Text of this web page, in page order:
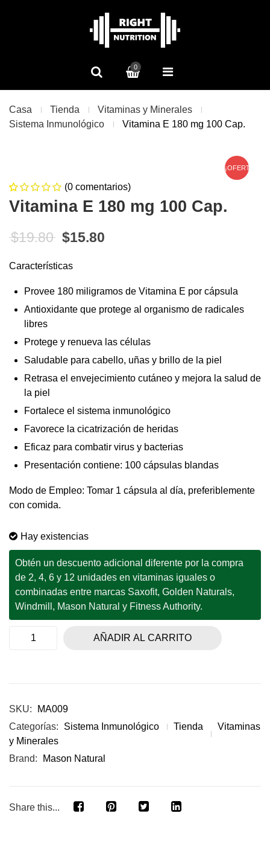
0
Casa Tienda
Vitaminas y Minerales
Sistema Inmunológico
Vitamina E 180 mg 100 Cap.
¡OFERTA!
0 de
5
0
customer
ratings
(0 comentarios)
Vitamina E 180 mg 100 Cap.
$19.80 El precio original era: $19.80.
$15.80
Características
Provee 180 miligramos de Vitamina E por cápsula
Antioxidante que protege al organismo de radicales
libres
Protege y renueva las células
Saludable para cabello, uñas y brillo de la piel
Retrasa el envejecimiento cutáneo y mejora la salud de
la piel
Fortalece el sistema inmunológico
Favorece la cicatrización de heridas
Eficaz para combatir virus y bacterias
Presentación contiene: 100 cápsulas blandas
Modo de Empleo: Tomar 1 cápsula al día, preferiblemente
con comida.
Hay existencias
Obtén un descuento adicional diferente por la compra
de 2, 4, 6 y 12 unidades en vitaminas iguales o
combinadas entre marcas Saxofit, Golden Naturals,
Windmill, Mason Natural y Fitness Authority.
AÑADIR AL CARRITO
SKU:
MA009
Categorías:
Sistema Inmunológico Tienda
Vitaminas
y Minerales
Brand:
Mason Natural
Share this...